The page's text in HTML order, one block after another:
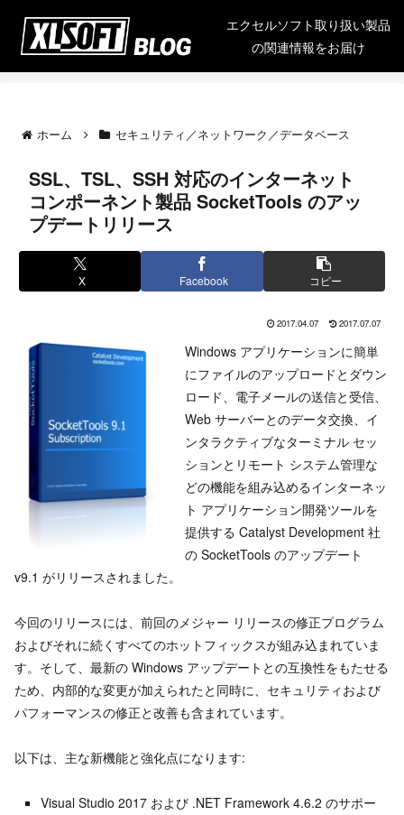
エクセルソフト取り扱い製品
の関連情報をお届け
ホーム セキュリティ／ネットワーク／データベース
SSL、TSL、SSH 対応のインターネット
コンポーネント製品 SocketTools のアッ
プデートリリース
X Facebook コピー
2017.04.07 2017.07.07
Windows アプリケーションに簡単
にファイルのアップロードとダウン
ロード、電子メールの送信と受信、
Web サーバーとのデータ交換、イ
ンタラクティブなターミナル セッ
ションとリモート システム管理な
どの機能を組み込めるインターネッ
ト アプリケーション開発ツールを
提供する Catalyst Development 社
の SocketTools のアップデート
v9.1 がリリースされました。
今回のリリースには、前回のメジャー リリースの修正プログラム
およびそれに続くすべてのホットフィックスが組み込まれていま
す。そして、最新の Windows アップデートとの互換性をもたせる
ため、内部的な変更が加えられたと同時に、セキュリティおよび
パフォーマンスの修正と改善も含まれています。
以下は、主な新機能と強化点になります:
Visual Studio 2017 および .NET Framework 4.6.2 のサポー